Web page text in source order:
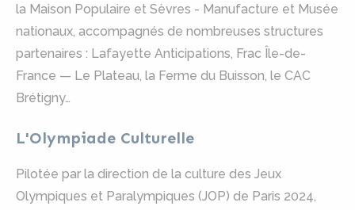
la Maison Populaire et Sèvres - Manufacture et Musée
nationaux, accompagnés de nombreuses structures
partenaires : Lafayette Anticipations, Frac Île-de-
France — Le Plateau, la Ferme du Buisson, le CAC
Brétigny…
L'Olympiade Culturelle
Pilotée par la direction de la culture des Jeux
Olympiques et Paralympiques (JOP) de Paris 2024,